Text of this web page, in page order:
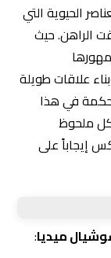
الحيوية التي
الراهن. حيث
علاقات طويلة
في هذا
ملحوظ
إيجاباً على
ميديا: